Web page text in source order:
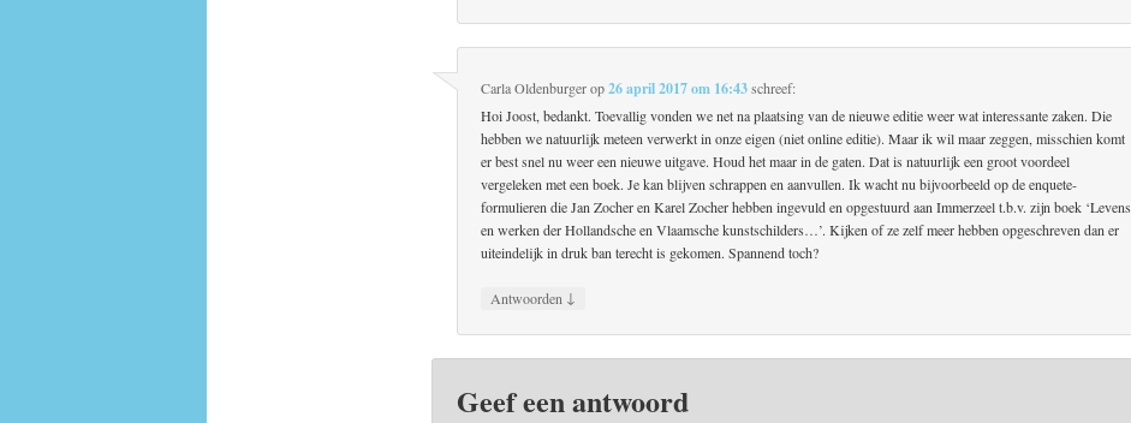
Carla Oldenburgerop26 april 2017 om 16:43 schreef:
Hoi Joost, bedankt. Toevallig vonden we net na plaatsing van de nieuwe editie weer wat interessante zaken. Die
hebben we natuurlijk meteen verwerkt in onze eigen (niet online editie). Maar ik wil maar zeggen, misschien komt
er best snel nu weer een nieuwe uitgave. Houd het maar in de gaten. Dat is natuurlijk een groot voordeel
vergeleken met een boek. Je kan blijven schrappen en aanvullen. Ik wacht nu bijvoorbeeld op de enquete-
formulieren die Jan Zocher en Karel Zocher hebben ingevuld en opgestuurd aan Immerzeel t.b.v. zijn boek ‘Levens
en werken der Hollandsche en Vlaamsche kunstschilders…’. Kijken of ze zelf meer hebben opgeschreven dan er
uiteindelijk in druk ban terecht is gekomen. Spannend toch?
Antwoorden ↓
Geef een antwoord